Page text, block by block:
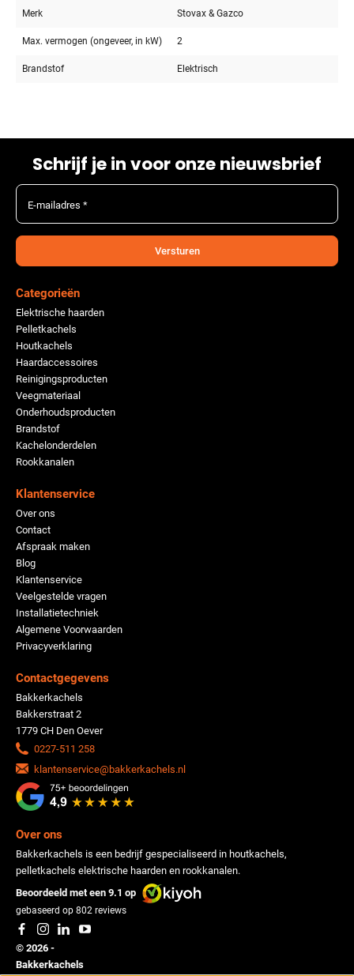
Merk Stovax & Gazco
Max. vermogen (ongeveer, in kW) 2
Brandstof Elektrisch
Schrijf je in voor onze nieuwsbrief
E-mailadres *
Versturen
Categorieën
Elektrische haarden
Pelletkachels
Houtkachels
Haardaccessoires
Reinigingsproducten
Veegmateriaal
Onderhoudsproducten
Brandstof
Kachelonderdelen
Rookkanalen
Klantenservice
Over ons
Contact
Afspraak maken
Blog
Klantenservice
Veelgestelde vragen
Installatietechniek
Algemene Voorwaarden
Privacyverklaring
Contactgegevens
Bakkerkachels
Bakkerstraat 2
1779 CH Den Oever
0227-511 258
klantenservice@bakkerkachels.nl
Over ons
Bakkerkachels is een bedrijf gespecialiseerd in houtkachels,
pelletkachels elektrische haarden en rookkanalen.
Beoordeeld met een 9.1 op
gebaseerd op 802 reviews
© 2026 -
Bakkerkachels